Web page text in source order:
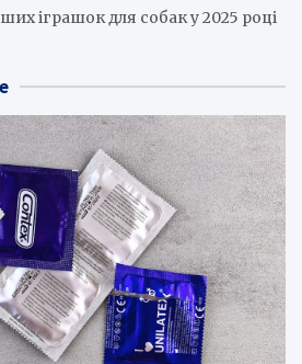
іграшок для собак у 2025 році